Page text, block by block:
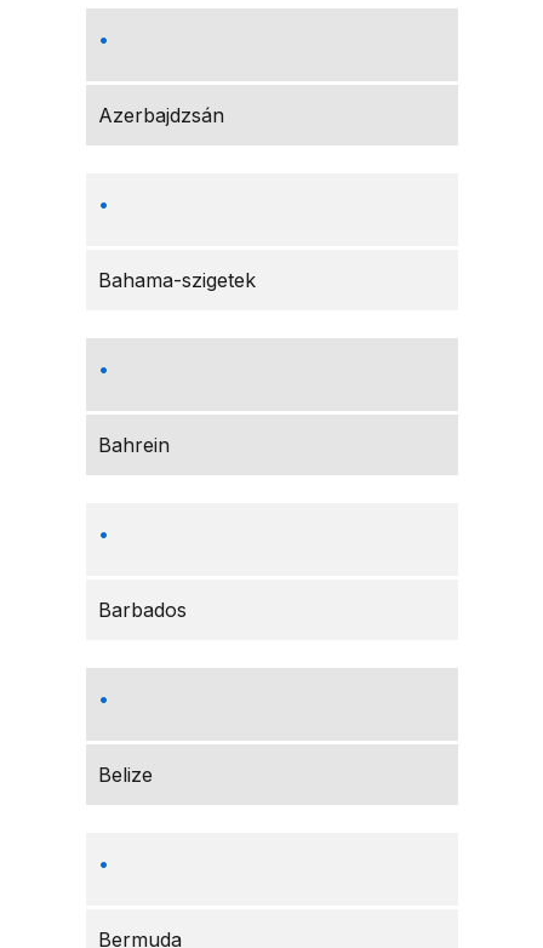
Azerbajdzsán
Bahama-szigetek
Bahrein
Barbados
Belize
Bermuda